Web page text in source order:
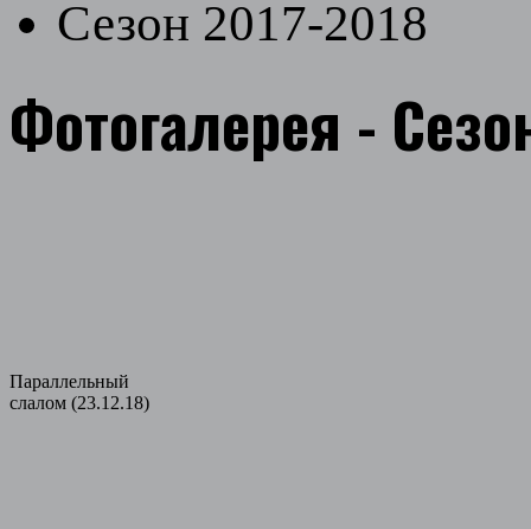
Сезон 2017-2018
Фотогалерея -
Параллельный
слалом (23.12.18)